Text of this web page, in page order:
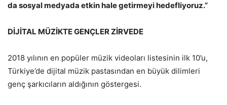
da sosyal medyada etkin hale getirmeyi hedefliyoruz.”
DİJİTAL MÜZİKTEGENÇLER ZİRVEDE
2018 yılının en popüler müzik videoları listesinin ilk 10’u,
Türkiye’de dijital müzik pastasından en büyük dilimleri
genç şarkıcıların aldığının göstergesi.